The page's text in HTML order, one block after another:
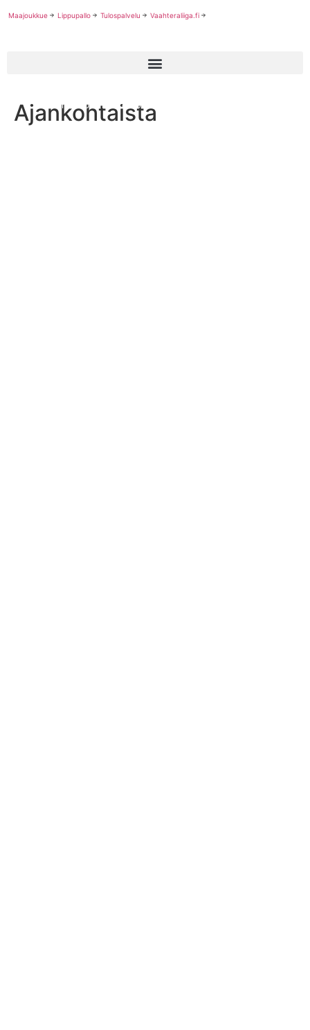
Maajoukkue Lippupallo Tulospalvelu Vaahteraliiga.fi
Ajankohtaista
Suomen U17 nuoret lohkojensa kärkipaikoille